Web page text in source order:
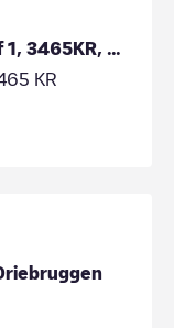
NL, Burgemeester Brinkmanhof 1, 3465KR, Driebruggen
KR